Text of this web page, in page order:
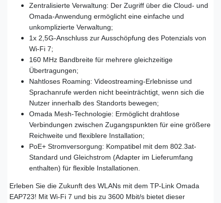
Zentralisierte Verwaltung: Der Zugriff über die Cloud- und
Omada-Anwendung ermöglicht eine einfache und
unkomplizierte Verwaltung;
1x 2,5G-Anschluss zur Ausschöpfung des Potenzials von
Wi-Fi 7;
160 MHz Bandbreite für mehrere gleichzeitige
Übertragungen;
Nahtloses Roaming: Videostreaming-Erlebnisse und
Sprachanrufe werden nicht beeinträchtigt, wenn sich die
Nutzer innerhalb des Standorts bewegen;
Omada Mesh-Technologie: Ermöglicht drahtlose
Verbindungen zwischen Zugangspunkten für eine größere
Reichweite und flexiblere Installation;
PoE+ Stromversorgung: Kompatibel mit dem 802.3at-
Standard und Gleichstrom (Adapter im Lieferumfang
enthalten) für flexible Installationen.
Erleben Sie die Zukunft des WLANs mit dem TP-Link Omada
EAP723! Mit Wi-Fi 7 und bis zu 3600 Mbit/s bietet dieser